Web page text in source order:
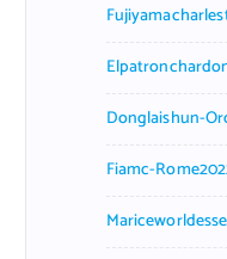
Donglaishun-
Fiamc-